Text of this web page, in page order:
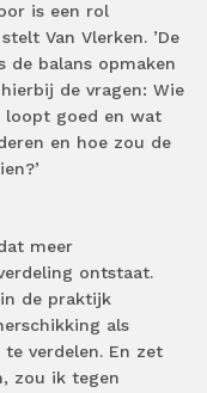
is een rol
Van Vlerken. ’De
de balans opmaken
de vragen: Wie
loopt goed en wat
en hoe zou de
meer
ontstaat.
de praktijk
als
verdelen. En zet
zou ik tegen